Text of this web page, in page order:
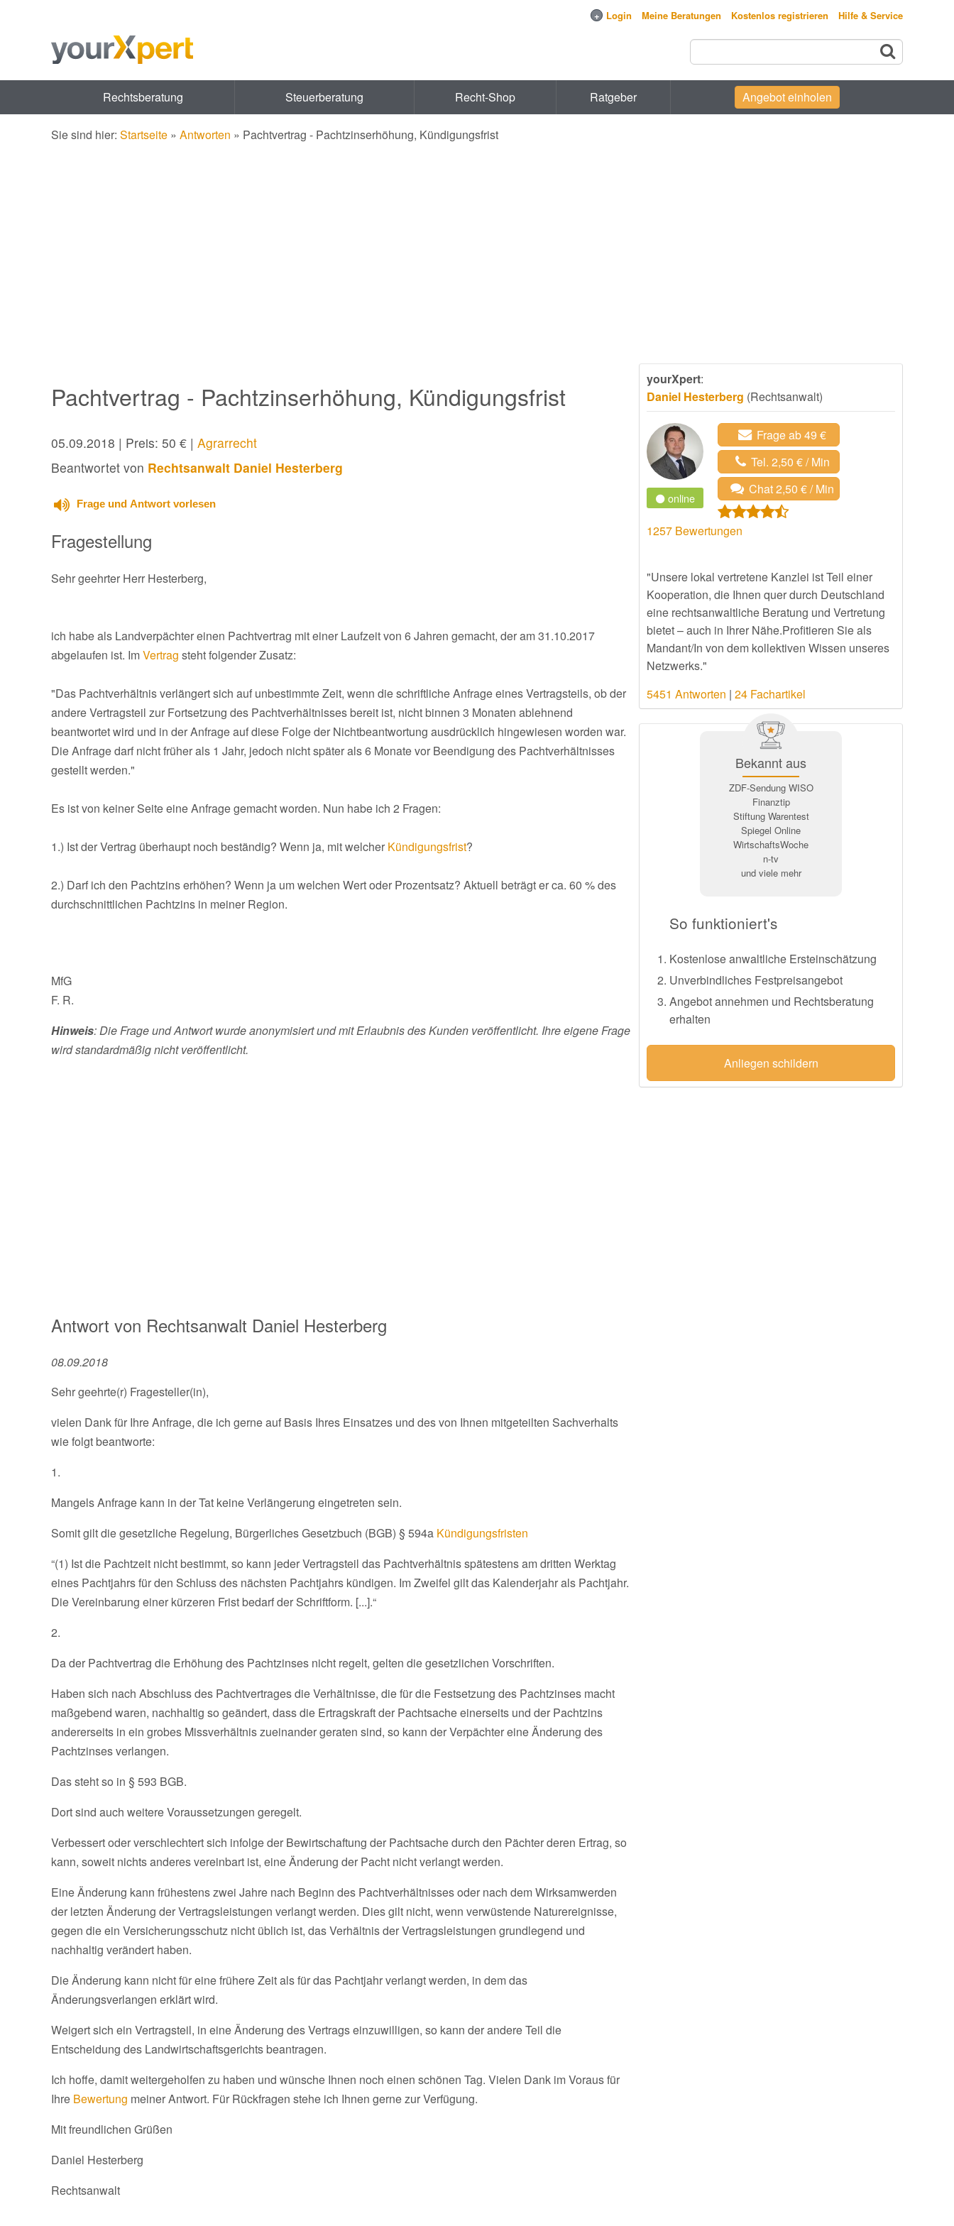
+ Login Meine Beratungen Kostenlos registrieren Hilfe & Service
Rechtsberatung Steuerberatung Recht-Shop Ratgeber Angebot einholen
Sie sind hier: Startseite » Antworten » Pachtvertrag - Pachtzinserhöhung, Kündigungsfrist
Pachtvertrag - Pachtzinserhöhung, Kündigungsfrist
05.09.2018 | Preis: 50 € | Agrarrecht
Beantwortet von Rechtsanwalt Daniel Hesterberg
Frage und Antwort vorlesen
Fragestellung
Sehr geehrter Herr Hesterberg,
ich habe als Landverpächter einen Pachtvertrag mit einer Laufzeit von 6 Jahren gemacht, der am 31.10.2017
abgelaufen ist. ImVertrag steht folgender Zusatz:
"Das Pachtverhältnis verlängert sich auf unbestimmte Zeit, wenn die schriftliche Anfrage eines Vertragsteils, ob der
andere Vertragsteil zur Fortsetzung des Pachtverhältnisses bereit ist, nicht binnen 3 Monaten ablehnend
beantwortet wird und in der Anfrage auf diese Folge der Nichtbeantwortung ausdrücklich hingewiesen worden war.
Die Anfrage darf nicht früher als 1 Jahr, jedoch nicht später als 6 Monate vor Beendigung des Pachtverhältnisses
gestellt werden."
Es ist von keiner Seite eine Anfrage gemacht worden. Nun habe ich 2 Fragen:
1.) Ist der Vertrag überhaupt noch beständig? Wenn ja, mit welcher Kündigungsfrist?
2.) Darf ich den Pachtzins erhöhen? Wenn ja um welchen Wert oder Prozentsatz? Aktuell beträgt er ca. 60 % des
durchschnittlichen Pachtzins in meiner Region.
MfG
F. R.
Hinweis: Die Frage und Antwort wurde anonymisiert und mit Erlaubnis des Kunden veröffentlicht. Ihre eigene Frage
wird standardmäßig nicht veröffentlicht.
Antwort von Rechtsanwalt Daniel Hesterberg
08.09.2018
Sehr geehrte(r) Fragesteller(in),
vielen Dank für Ihre Anfrage, die ich gerne auf Basis Ihres Einsatzes und des von Ihnen mitgeteilten Sachverhalts
wie folgt beantworte:
1.
Mangels Anfrage kann in der Tat keine Verlängerung eingetreten sein.
Somit gilt die gesetzliche Regelung, Bürgerliches Gesetzbuch (BGB) § 594a Kündigungsfristen
“(1) Ist die Pachtzeit nicht bestimmt, so kann jeder Vertragsteil das Pachtverhältnis spätestens am dritten Werktag
eines Pachtjahrs für den Schluss des nächsten Pachtjahrs kündigen. Im Zweifel gilt das Kalenderjahr als Pachtjahr.
Die Vereinbarung einer kürzeren Frist bedarf der Schriftform. [...].“
2.
Da der Pachtvertrag die Erhöhung des Pachtzinses nicht regelt, gelten die gesetzlichen Vorschriften.
Haben sich nach Abschluss des Pachtvertrages die Verhältnisse, die für die Festsetzung des Pachtzinses macht
maßgebend waren, nachhaltig so geändert, dass die Ertragskraft der Pachtsache einerseits und der Pachtzins
andererseits in ein grobes Missverhältnis zueinander geraten sind, so kann der Verpächter eine Änderung des
Pachtzinses verlangen.
Das steht so in § 593 BGB.
Dort sind auch weitere Voraussetzungen geregelt.
Verbessert oder verschlechtert sich infolge der Bewirtschaftung der Pachtsache durch den Pächter deren Ertrag, so
kann, soweit nichts anderes vereinbart ist, eine Änderung der Pacht nicht verlangt werden.
Eine Änderung kann frühestens zwei Jahre nach Beginn des Pachtverhältnisses oder nach dem Wirksamwerden
der letzten Änderung der Vertragsleistungen verlangt werden. Dies gilt nicht, wenn verwüstende Naturereignisse,
gegen die ein Versicherungsschutz nicht üblich ist, das Verhältnis der Vertragsleistungen grundlegend und
nachhaltig verändert haben.
Die Änderung kann nicht für eine frühere Zeit als für das Pachtjahr verlangt werden, in dem das
Änderungsverlangen erklärt wird.
Weigert sich ein Vertragsteil, in eine Änderung des Vertrags einzuwilligen, so kann der andere Teil die
Entscheidung des Landwirtschaftsgerichts beantragen.
Ich hoffe, damit weitergeholfen zu haben und wünsche Ihnen noch einen schönen Tag. Vielen Dank im Voraus für
Ihre Bewertung meiner Antwort. Für Rückfragen stehe ich Ihnen gerne zur Verfügung.
Mit freundlichen Grüßen
Daniel Hesterberg
Rechtsanwalt
yourXpert:
Daniel Hesterberg (Rechtsanwalt)
online
Frage ab 49 €
Tel. 2,50 € / Min
Chat 2,50 € / Min
1257 Bewertungen
"Unsere lokal vertretene Kanzlei ist Teil einer
Kooperation, die Ihnen quer durch Deutschland
eine rechtsanwaltliche Beratung und Vertretung
bietet – auch in Ihrer Nähe.Profitieren Sie als
Mandant/In von dem kollektiven Wissen unseres
Netzwerks."
5451 Antworten | 24 Fachartikel
Bekannt aus
ZDF-Sendung WISO
Finanztip
Stiftung Warentest
Spiegel Online
WirtschaftsWoche
n-tv
und viele mehr
So funktioniert's
Kostenlose anwaltliche Ersteinschätzung
Unverbindliches Festpreisangebot
Angebot annehmen und Rechtsberatung
erhalten
Anliegen schildern